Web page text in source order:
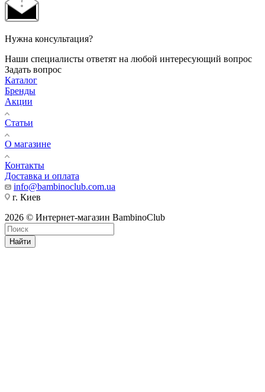
Нужна консультация?
Наши специалисты ответят на любой интересующий вопрос
Задать вопрос
Каталог
Бренды
Акции
Статьи
О магазине
Контакты
Доставка и оплата
info@bambinoclub.com.ua
г. Киев
2026 © Интернет-магазин BambinoClub
Найти